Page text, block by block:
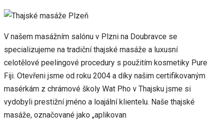
V našem masážním salónu v Plzni na Doubravce se
specializujeme na tradiční thajské masáže a luxusní
celotělové peelingové procedury s použitím kosmetiky Pure
Fiji. Otevřeni jsme od roku 2004 a díky našim certifikovaným
masérkám z chrámové školy Wat Pho v Thajsku jsme si
vydobyli prestižní jméno a loajální klientelu. Naše thajské
masáže, označované jako „aplikovan